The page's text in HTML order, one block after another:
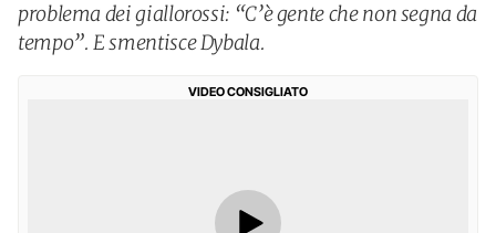
problema dei giallorossi: “C’è gente che non segna da
tempo”. E smentisce Dybala.
VIDEO CONSIGLIATO